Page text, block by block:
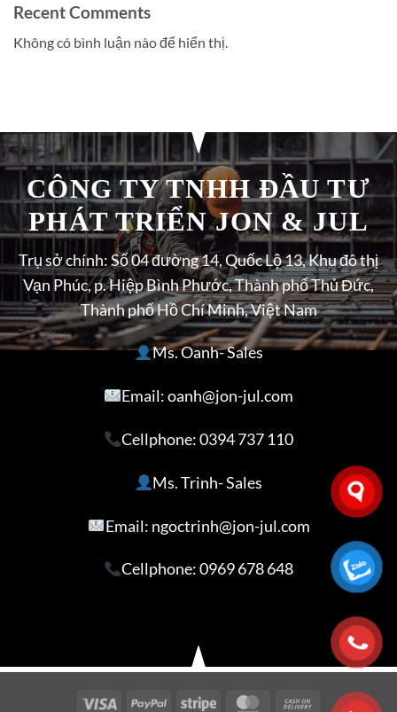
Recent Comments
Không có bình luận nào để hiển thị.
CÔNG TY TNHH ĐẦU TƯ
PHÁT TRIỂN JON & JUL
Trụ sở chính: Số 04 đường 14, Quốc Lộ 13, Khu đô thị
Vạn Phúc, p. Hiệp Bình Phước, Thành phố Thủ Đức,
Thành phố Hồ Chí Minh, Việt Nam
Ms. Oanh- Sales
Email: oanh@jon-jul.com
Cellphone:0394 737 110
Ms. Trinh- Sales
Email: ngoctrinh@jon-jul.com
Cellphone:0969 678 648
Visa PayPal Stripe MasterCardCash